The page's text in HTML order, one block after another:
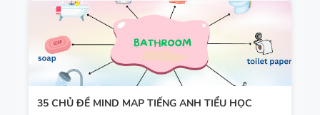
35 CHỦ ĐỀ MIND MAP TIẾNG ANH TIỂU HỌC